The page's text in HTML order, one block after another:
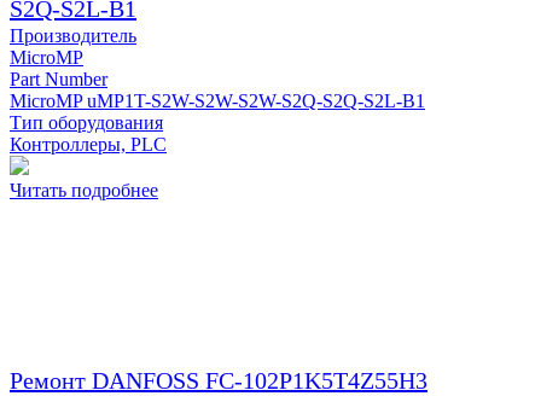
S2Q-S2L-B1
Производитель
MicroMP
Part Number
MicroMP uMP1T-S2W-S2W-S2W-S2Q-S2Q-S2L-B1
Тип оборудования
Контроллеры, PLC
Читать подробнее
Ремонт DANFOSS FC-102P1K5T4Z55H3